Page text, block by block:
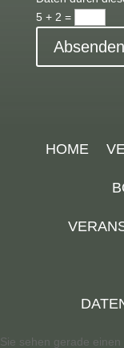
5 + 2 =
Absenden
HOME
Sie sehen gerade